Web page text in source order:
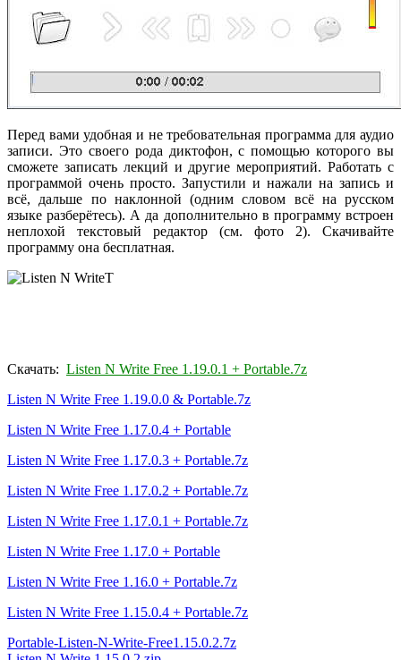
Перед вами удобная и не требовательная программа для аудио
записи. Это своего рода диктофон, с помощью которого вы
сможете записать лекций и другие мероприятий. Работать с
программой очень просто. Запустили и нажали на запись и
всё, дальше по наклонной (одним словом всё на русском
языке разберётесь). А да дополнительно в программу встроен
неплохой текстовый редактор (см. фото 2). Скачивайте
программу она бесплатная.
Скачать: Listen N Write Free 1.19.0.1 + Portable.7z
Listen N Write Free 1.19.0.0 & Portable.7z
Listen N Write Free 1.17.0.4 + Portable
Listen N Write Free 1.17.0.3 + Portable.7z
Listen N Write Free 1.17.0.2 + Portable.7z
Listen N Write Free 1.17.0.1 + Portable.7z
Listen N Write Free 1.17.0 + Portable
Listen N Write Free 1.16.0 + Portable.7z
Listen N Write Free 1.15.0.4 + Portable.7z
Portable-Listen-N-Write-Free1.15.0.2.7z